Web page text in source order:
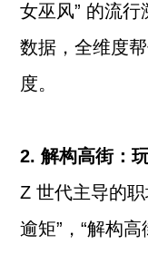
女巫风” 的流
数据，全维度
度。
2. 解构高街：
Z 世代主导的
逾矩”，“解构